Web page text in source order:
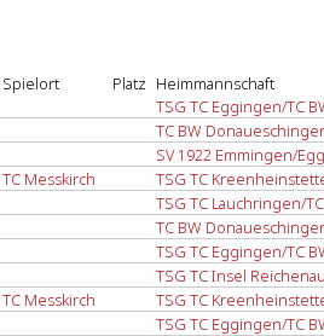
Spielort Platz Heimmannschaft
TSG TC Eggingen/TC
TC BW
SV 1922 Emmingen/
TC Messkirch
TSG TC
TSG TC Lauchringen/
TC BW
TSG TC Eggingen/TC
TSG TC Insel
TC Messkirch TSG TC
TSG TC Eggingen/TC